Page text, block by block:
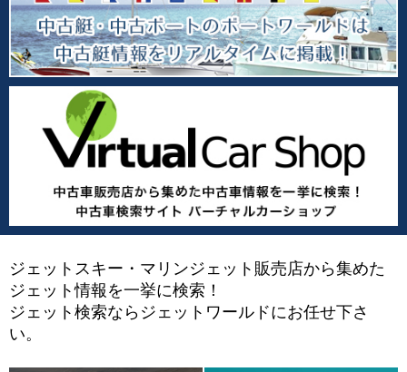
ジェットスキー・マリンジェット販売店から集めた
ジェット情報を一挙に検索！
ジェット検索ならジェットワールドにお任せ下さ
い。